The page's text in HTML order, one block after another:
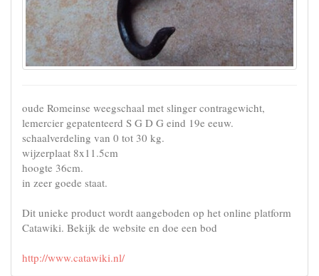
oude Romeinse weegschaal met slinger contragewicht,
lemercier gepatenteerd S G D G eind 19e eeuw.
schaalverdeling van 0 tot 30 kg.
wijzerplaat 8x11.5cm
hoogte 36cm.
in zeer goede staat.
Dit unieke product wordt aangeboden op het online platform
Catawiki. Bekijk de website en doe een bod
http://www.catawiki.nl/